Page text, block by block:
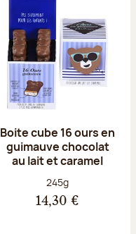
Boite cube 16 ours en
guimauve chocolat
au lait et caramel
Poids net :
245g
14,30 €